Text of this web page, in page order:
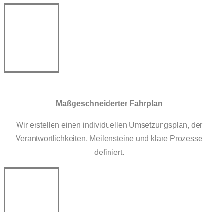
Maßgeschneiderter Fahrplan
Wir erstellen einen individuellen Umsetzungsplan, der
Verantwortlichkeiten, Meilensteine und klare Prozesse
definiert.